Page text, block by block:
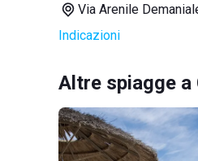
Via Arenile
Indicazioni
Altre spiagge a